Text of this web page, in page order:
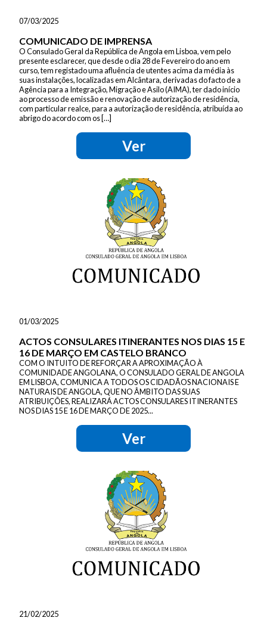
07/03/2025
COMUNICADO DE IMPRENSA
O Consulado Geral da República de Angola em Lisboa, vem pelo
presente esclarecer, que desde o dia 28 de Fevereiro do ano em
curso, tem registado uma afluência de utentes acima da média às
suas instalações, localizadas em Alcântara, derivadas do facto de a
Agência para a Integração, Migração e Asilo (AIMA), ter dado início
ao processo de emissão e renovação de autorização de residência,
com particular realce, para a autorização de residência, atribuída ao
abrigo do acordo com os […]
Ver
01/03/2025
ACTOS CONSULARES ITINERANTES NOS DIAS 15 E
16 DE MARÇO EM CASTELO BRANCO
COM O INTUITO DE REFORÇAR A APROXIMAÇÃO À
COMUNIDADE ANGOLANA, O CONSULADO GERAL DE ANGOLA
EM LISBOA, COMUNICA A TODOS OS CIDADÃOS NACIONAIS E
NATURAIS DE ANGOLA, QUE NO ÂMBITO DAS SUAS
ATRIBUIÇÕES, REALIZARÁ ACTOS CONSULARES ITINERANTES
NOS DIAS 15 E 16 DE MARÇO DE 2025...
Ver
21/02/2025